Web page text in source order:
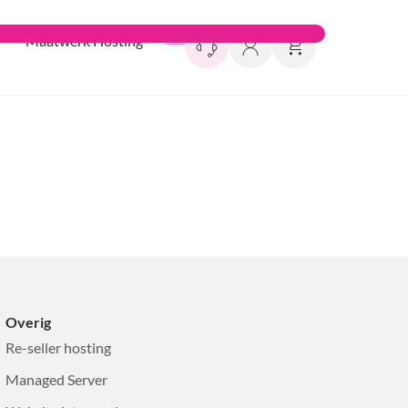
Maatwerk Hosting
Overig
Re-seller hosting
Managed Server